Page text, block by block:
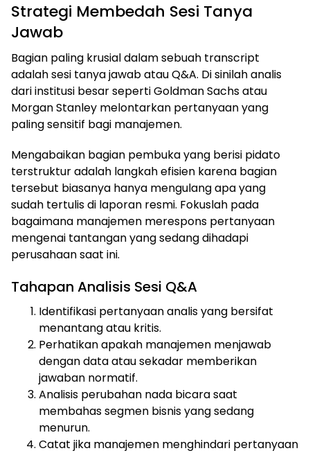
Strategi Membedah Sesi Tanya
Jawab
Bagian paling krusial dalam sebuah transcript
adalah sesi tanya jawab atau Q&A. Di sinilah analis
dari institusi besar seperti Goldman Sachs atau
Morgan Stanley melontarkan pertanyaan yang
paling sensitif bagi manajemen.
Mengabaikan bagian pembuka yang berisi pidato
terstruktur adalah langkah efisien karena bagian
tersebut biasanya hanya mengulang apa yang
sudah tertulis di laporan resmi. Fokuslah pada
bagaimana manajemen merespons pertanyaan
mengenai tantangan yang sedang dihadapi
perusahaan saat ini.
Tahapan Analisis Sesi Q&A
Identifikasi pertanyaan analis yang bersifat
menantang atau kritis.
Perhatikan apakah manajemen menjawab
dengan data atau sekadar memberikan
jawaban normatif.
Analisis perubahan nada bicara saat
membahas segmen bisnis yang sedang
menurun.
Catat jika manajemen menghindari pertanyaan